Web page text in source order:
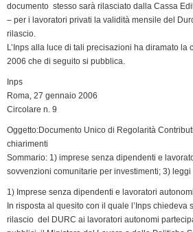
documento stesso sarà rilasciato dalla Cassa
– per i lavoratori privati la validità mensile del
rilascio.
L’Inps alla luce di tali precisazioni ha diramato la
2006 che di seguito si pubblica.
Inps
Roma, 27 gennaio 2006
Circolare n. 9
Oggetto:Documento Unico di Regolarità
chiarimenti
Sommario: 1) imprese senza dipendenti e
sovvenzioni comunitarie per investimenti; 3)
1) Imprese senza dipendenti e lavoratori autonomi
In risposta al quesito con il quale l’Inps chiedeva
rilascio del DURC ai lavoratori autonomi